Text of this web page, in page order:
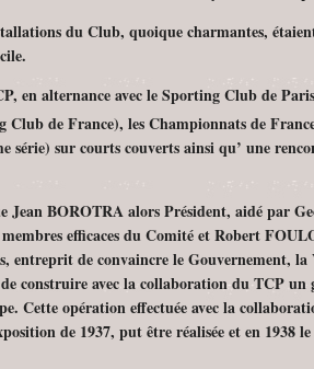
du Club, quoique charmantes,
en alternance avec le Sporting Club de
Club de France), les Championnats de
série) sur courts couverts ainsi qu’ une
Jean BOROTRA alors Président, aidé par
efficaces du Comité et Robert
entreprit de convaincre le Gouvernement,
de construire avec la collaboration du TCP
Cette opération effectuée avec la
de 1937, put être réalisée et en 1938